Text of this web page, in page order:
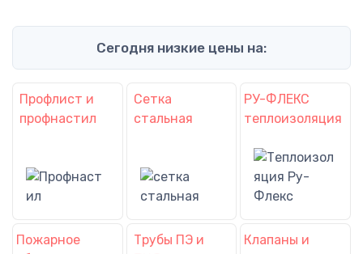
Сегодня низкие цены на:
Профлист и
профнастил
Сетка
стальная
РУ-ФЛЕКС
теплоизоляция
Пожарное
Трубы ПЭ и
Клапаны и